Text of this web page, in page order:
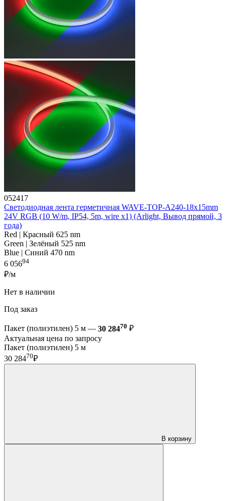
052417
Светодиодная лента герметичная WAVE-TOP-A240-18x15mm
24V RGB (10 W/m, IP54, 5m, wire x1) (Arlight, Вывод прямой, 3
года)
Red | Красный 625 nm
Green | Зелёный 525 nm
Blue | Синий 470 nm
6 05694
₽/м
Нет в наличии
Под заказ
Пакет (полиэтилен) 5 м — 30 28470 ₽
Актуальная цена по запросу
Пакет (полиэтилен) 5 м
30 28470₽
В корзину